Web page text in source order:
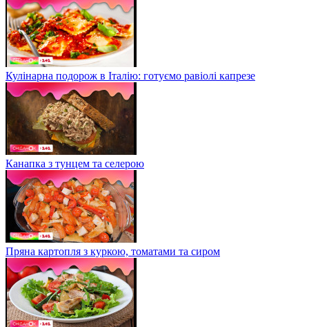
Кулінарна подорож в Італію: готуємо равіолі капрезе
Канапка з тунцем та селерою
Пряна картопля з куркою, томатами та сиром